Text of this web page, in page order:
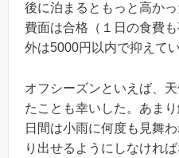
後に泊まるともっと高か
費面は合格（１日の食費
外は5000円以内で抑えてい
オフシーズンといえば、
たことも幸いした。あま
日間は小雨に何度も見舞
り出せるようにしなけれ